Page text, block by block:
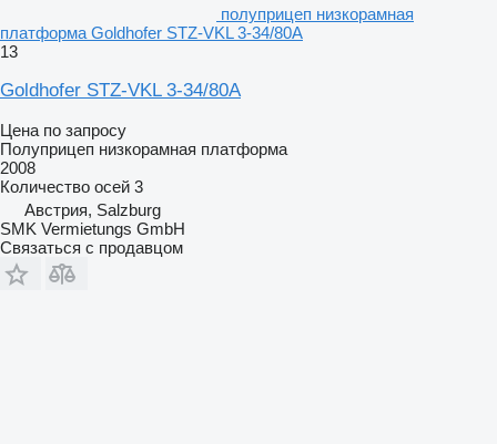
полуприцеп низкорамная
платформа Goldhofer STZ-VKL 3-34/80A
13
Goldhofer STZ-VKL 3-34/80A
Цена по запросу
Полуприцеп низкорамная платформа
2008
Количество осей 3
Австрия, Salzburg
SMK Vermietungs GmbH
Связаться с продавцом